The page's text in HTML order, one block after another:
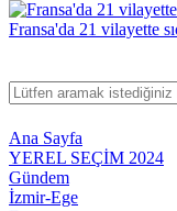
Fransa'da 21 vilayette
Ana Sayfa
YEREL SEÇİM 2024
Gündem
İzmir-Ege